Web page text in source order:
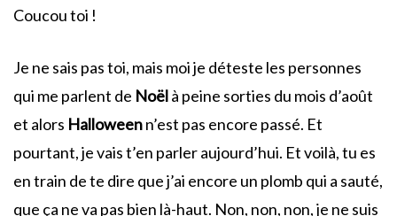
Coucou toi !
Je ne sais pas toi, mais moi je déteste les personnes
qui me parlent de Noëlà peine sorties du mois d’août
et alors Halloweenn’est pas encore passé. Et
pourtant, je vais t’en parler aujourd’hui. Et voilà, tu es
en train de te dire que j’ai encore un plomb qui a sauté,
que ça ne va pas bien là-haut. Non, non, non, je ne suis